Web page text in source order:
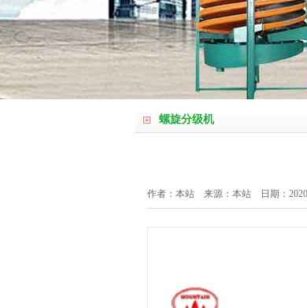
螺旋分级机
作者：本站 来源：本站 日期：